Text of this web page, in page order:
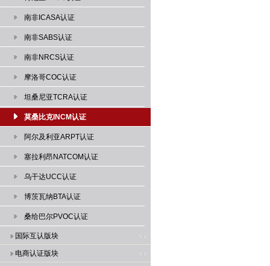
南非ICASA认证
南非SABS认证
南非NRCS认证
摩洛哥COC认证
坦桑尼亚TCRA认证
莫桑比克INCM认证
阿尔及利亚ARPT认证
塞拉利昂NATCOM认证
乌干达UCC认证
博茨瓦纳BTA认证
桑给巴尔PVOC认证
国际互认版块
电商认证版块